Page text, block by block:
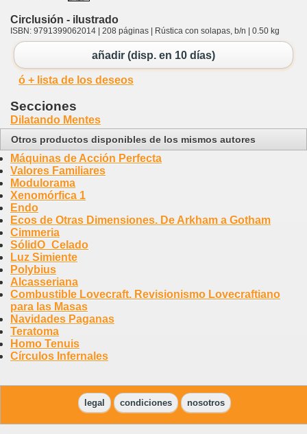
Circlusión - ilustrado
ISBN: 9791399062014 | 208 páginas | Rústica con solapas, b/n | 0.50 kg
añadir (disp. en 10 días)
ó + lista de los deseos
Secciones
Dilatando Mentes
Otros productos disponibles de los mismos autores
Máquinas de Acción Perfecta
Valores Familiares
Modulorama
Xenomórfica 1
Endo
Ecos de Otras Dimensiones. De Arkham a Gotham
Cimmeria
SólidO_Celado
Luz Simiente
Polybius
Alcasseriana
Combustible Lovecraft. Revisionismo Lovecraftiano
para las Masas
Navidades Paganas
Teratoma
Homo Tenuis
Círculos Infernales
legal condiciones nosotros